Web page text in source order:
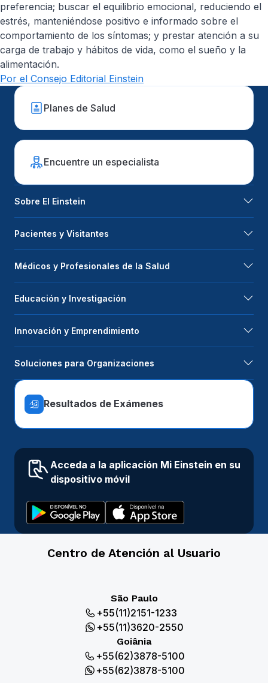
preferencia; buscar el equilibrio emocional, reduciendo el
estrés, manteniéndose positivo e informado sobre el
comportamiento de los síntomas; y prestar atención a su
carga de trabajo y hábitos de vida, como el sueño y la
alimentación.
Por el Consejo Editorial Einstein
Planes de Salud
Encuentre un especialista
Sobre El Einstein
Pacientes y Visitantes
Médicos y Profesionales de la Salud
Educación y Investigación
Innovación y Emprendimiento
Soluciones para Organizaciones
Resultados de Exámenes
Acceda a la aplicación Mi Einstein en su
dispositivo móvil
Centro de Atención al Usuario
São Paulo
+55(11)2151-1233
+55(11)3620-2550
Goiânia
+55(62)3878-5100
+55(62)3878-5100